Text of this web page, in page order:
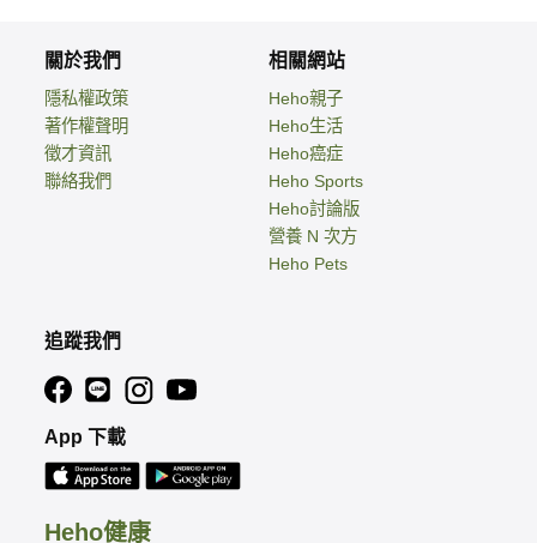
Heho健康
關於我們
隱私權政策
著作權聲明
徵才資訊
聯絡我們
相關網站
Heho親子
Heho生活
Heho癌症
Heho Sports
Heho討論版
營養 N 次方
Heho Pets
追蹤我們
App 下載